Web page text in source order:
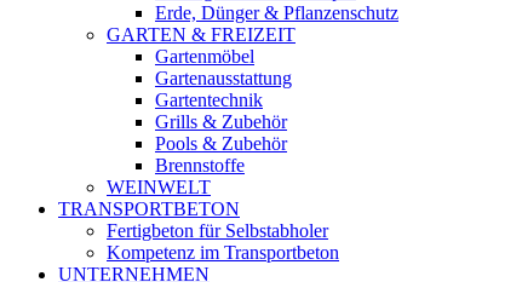
Erde, Dünger & Pflanzenschutz
GARTEN & FREIZEIT
Gartenmöbel
Gartenausstattung
Gartentechnik
Grills & Zubehör
Pools & Zubehör
Brennstoffe
WEINWELT
TRANSPORTBETON
Fertigbeton für Selbstabholer
Kompetenz im Transportbeton
UNTERNEHMEN